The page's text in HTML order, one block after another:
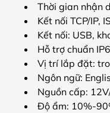
Thời gian nhận
Kết nối TCP/IP,
Kết nối: USB,
Hỗ trợ chuẩn
Vị trí lắp đặt:
Ngôn ngữ:
Nguồn cấp:
Độ ẩm: 10%-